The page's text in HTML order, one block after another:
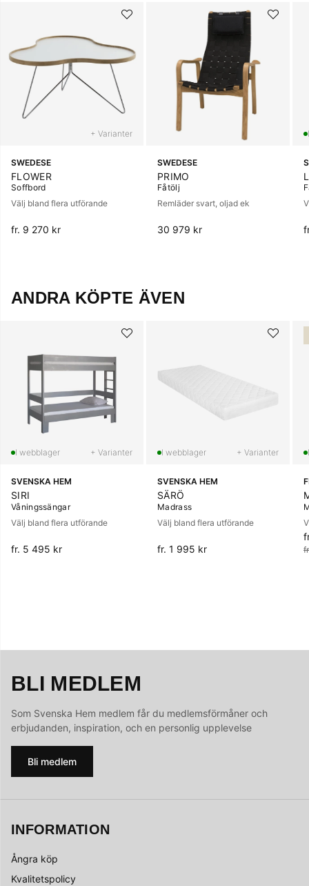
+ Varianter
SWEDESE
FLOWER
Soffbord
Välj bland flera utförande
fr. 9 270 kr
SWEDESE
PRIMO
Fåtölj
Remläder svart, oljad ek
30 979 kr
ANDRA KÖPTE ÄVEN
+ Varianter
SVENSKA HEM
SIRI
Våningssängar
Välj bland flera utförande
fr. 5 495 kr
+ Varianter
SVENSKA HEM
SÄRÖ
Madrass
Välj bland flera utförande
fr. 1 995 kr
BLI MEDLEM
Som Svenska Hem medlem får du medlemsförmåner och
erbjudanden, inspiration, och en personlig upplevelse
Bli medlem
INFORMATION
Ångra köp
Kvalitetspolicy